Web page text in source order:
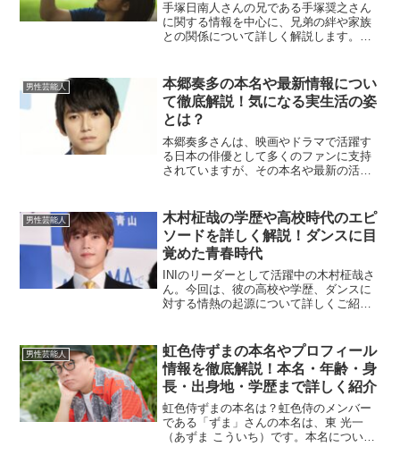
手塚日南人さんの兄である手塚奨之さん
に関する情報を中心に、兄弟の絆や家族
との関係について詳しく解説します。以
人さんの兄、手塚奨之（しょうの）さん
は、音楽活動を行うミュー...
男性芸能人
本郷奏多の本名や最新情報につい
て徹底解説！気になる実生活の姿
とは？
本郷奏多さんは、映画やドラマで活躍す
る日本の俳優として多くのファンに支持
されていますが、その本名や最新の活動
最新の情報まで詳しくご紹介していきま
す。本郷奏多の本名は？ま...
男性芸能人
木村柾哉の学歴や高校時代のエピ
ソードを詳しく解説！ダンスに目
覚めた青春時代
INIのリーダーとして活躍中の木村柾哉さ
ん。今回は、彼の高校や学歴、ダンスに
対する情熱の起源について詳しくご紹介
ンに感動を与えています。木村柾哉さん
の出身高校はどこ？木...
男性芸能人
虹色侍ずまの本名やプロフィール
情報を徹底解説！本名・年齢・身
長・出身地・学歴まで詳しく紹介
虹色侍ずまの本名は？虹色侍のメンバー
である「ずま」さんの本名は、東 光一
（あずま こういち）です。本名について